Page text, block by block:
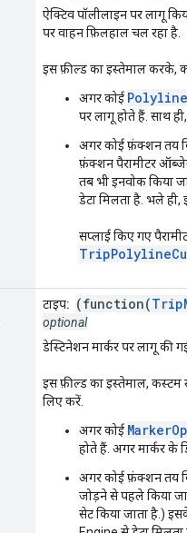
ऐक्टिव पॉलीलाइन पर लागू
पर वाहन फ़िलहाल चल रहा है.
इस फ़ील्ड का इस्तेमाल करके,
अगर कोई
पर लागू होते हैं. साथ
अगर कोई फ़ंक्शन तय
फ़ंक्शन पैरामीटर
तब भी इनवोक किया
डेटा मिलता है. भले ही,
सप्लाई किए गए
टाइप: (function(
optional
डेस्टिनेशन मार्कर पर लागू की
इस फ़ील्ड का इस्तेमाल, कस्टम
लिए करें.
अगर कोई
होते हैं. अगर मार्कर के
अगर कोई फ़ंक्शन तय
जोड़ने से पहले किया
सेट किया जाता है.)